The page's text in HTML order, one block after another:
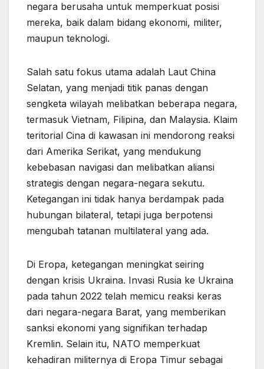
negara berusaha untuk memperkuat posisi
mereka, baik dalam bidang ekonomi, militer,
maupun teknologi.
Salah satu fokus utama adalah Laut China
Selatan, yang menjadi titik panas dengan
sengketa wilayah melibatkan beberapa negara,
termasuk Vietnam, Filipina, dan Malaysia. Klaim
teritorial Cina di kawasan ini mendorong reaksi
dari Amerika Serikat, yang mendukung
kebebasan navigasi dan melibatkan aliansi
strategis dengan negara-negara sekutu.
Ketegangan ini tidak hanya berdampak pada
hubungan bilateral, tetapi juga berpotensi
mengubah tatanan multilateral yang ada.
Di Eropa, ketegangan meningkat seiring
dengan krisis Ukraina. Invasi Rusia ke Ukraina
pada tahun 2022 telah memicu reaksi keras
dari negara-negara Barat, yang memberikan
sanksi ekonomi yang signifikan terhadap
Kremlin. Selain itu, NATO memperkuat
kehadiran militernya di Eropa Timur sebagai